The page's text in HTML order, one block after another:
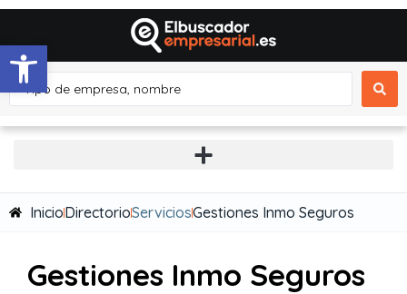
Abrir barra de herramientas
InicioDirectorioServiciosGestiones Inmo Seguros
Gestiones Inmo Seguros